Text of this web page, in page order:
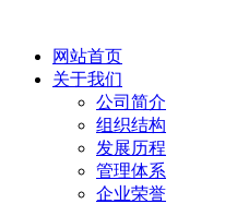
网站首页
关于我们
公司简介
组织结构
发展历程
管理体系
企业荣誉